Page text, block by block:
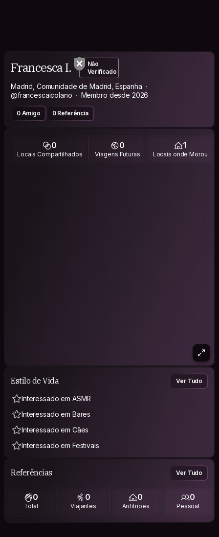
Francesca I.
Não
Verificado
Madrid, Comunidade de Madrid, Espanha
@francescaicolano
Membro desde 2026
0 Amigo 0 Referência
0
Locais Compartilhados
0
Viagens Futuras
1
Locais onde Morou
Estilo de Vida Ver Tudo
Interessado em ASMR
Interessado em Bares
Interessado em Cães
Interessado em Festivais
Referências Ver Tudo
0
Total
0
Viajantes
0
Anfitriões
0
Pessoal